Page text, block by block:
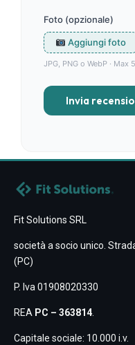
Foto (opzionale)
Aggiungi foto
JPG, PNG o WebP · Max
Invia
Fit Solutions SRL
società a socio unico.
(PC)
P. Iva 01908020330
REA PC – 363814.
Capitale sociale: 10.000 i.v.